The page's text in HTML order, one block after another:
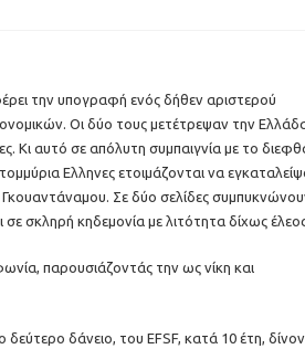
την υπογραφή ενός δήθεν αριστερού
Οι δύο τους μετέτρεψαν την
Κι αυτό σε απόλυτη συμπαιγνία με το
Ελληνες ετοιμάζονται να
Σε δύο σελίδες
σκληρή κηδεμονία με λιτότητα δίχως
παρουσιάζοντάς την ως νίκη και
δάνειο, του EFSF, κατά 10 έτη,